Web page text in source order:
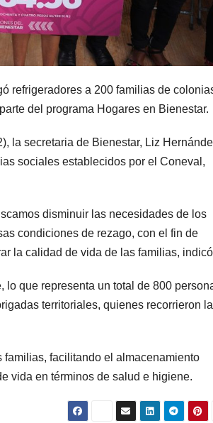
refrigeradores a 200 familias de
del programa Hogares en Bienestar.
la secretaria de Bienestar, Liz
sociales establecidos por el Coneval,
disminuir las necesidades de los
condiciones de rezago, con el fin de
la calidad de vida de las familias,
que representa un total de 800
territoriales, quienes recorrieron
familias, facilitando el almacenamiento
vida en términos de salud e higiene.